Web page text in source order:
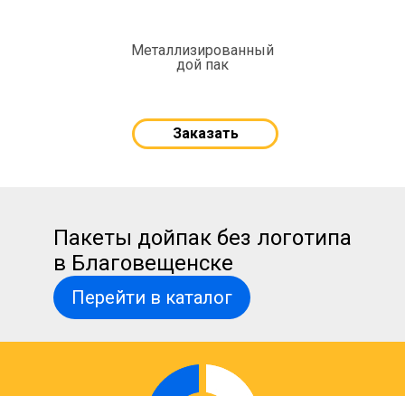
Металлизированный
дой пак
Заказать
Пакеты дойпак без логотипа
в Благовещенске
Перейти в каталог